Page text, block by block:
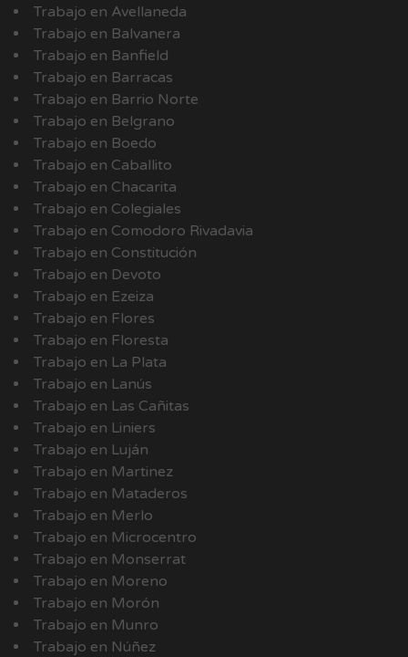
Trabajo en Avellaneda
Trabajo en Balvanera
Trabajo en Banfield
Trabajo en Barracas
Trabajo en Barrio Norte
Trabajo en Belgrano
Trabajo en Boedo
Trabajo en Caballito
Trabajo en Chacarita
Trabajo en Colegiales
Trabajo en Comodoro Rivadavia
Trabajo en Constitución
Trabajo en Devoto
Trabajo en Ezeiza
Trabajo en Flores
Trabajo en Floresta
Trabajo en La Plata
Trabajo en Lanús
Trabajo en Las Cañitas
Trabajo en Liniers
Trabajo en Luján
Trabajo en Martinez
Trabajo en Mataderos
Trabajo en Merlo
Trabajo en Microcentro
Trabajo en Monserrat
Trabajo en Moreno
Trabajo en Morón
Trabajo en Munro
Trabajo en Núñez